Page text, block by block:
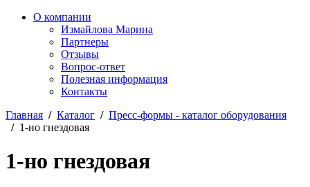
О компании
Измайлова Марина
Партнеры
Отзывы
Вопрос-ответ
Полезная информация
Контакты
Главная / Каталог / Пресс-формы - каталог оборудования
/ 1-но гнездовая
1-но гнездовая